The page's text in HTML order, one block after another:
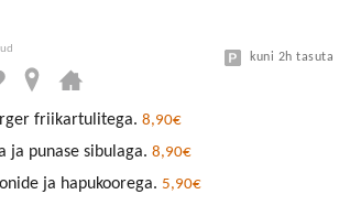
kuni 2h tasuta
friikartulitega. 8,90€
ja punase sibulaga. 8,90€
ja hapukoorega. 5,90€